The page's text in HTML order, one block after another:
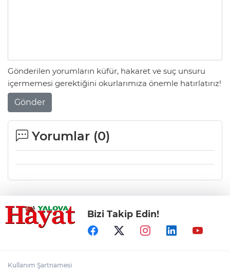
Gönderilen yorumların küfür, hakaret ve suç unsuru
içermemesi gerektiğini okurlarımıza önemle hatırlatırız!
Gönder
Yorumlar (0)
Bizi Takip Edin!
Kullanım Şartnamesi